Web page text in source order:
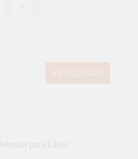
7
PESQUISAR
para César